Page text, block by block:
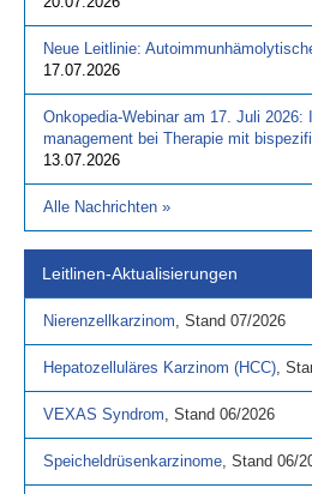
Neue Leitlinie:
17.07.2026
Onkopedia-Webinar am 17. Juli 2026:
management bei Therapie mit
13.07.2026
Alle Nachrichten »
Leitlinen-Aktualisierungen
Nierenzellkarzinom, Stand 07/2026
Hepatozelluläres Karzinom (HCC),
VEXAS Syndrom, Stand 06/2026
Speicheldrüsenkarzinome, Stand 06/